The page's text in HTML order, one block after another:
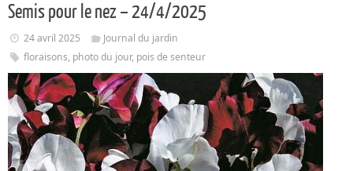
Semis pour le nez – 24/4/2025
24 avril 2025
Journal du jardin
floraisons, photo du jour, pois de senteur